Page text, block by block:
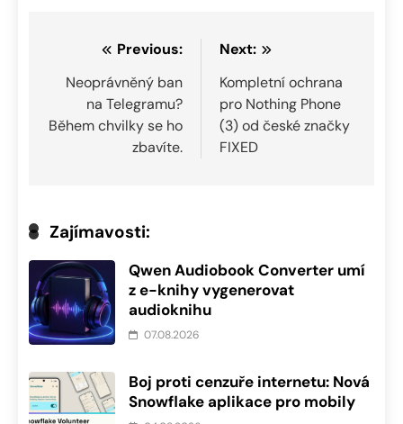
Navigace
pro
příspěvek
Previous:
Neoprávněný ban
na Telegramu?
Během chvilky se ho
zbavíte.
Next:
Kompletní ochrana
pro Nothing Phone
(3) od české značky
FIXED
Zajímavosti:
Qwen Audiobook Converter umí
z e-knihy vygenerovat
audioknihu
07.08.2026
Boj proti cenzuře internetu: Nová
Snowflake aplikace pro mobily